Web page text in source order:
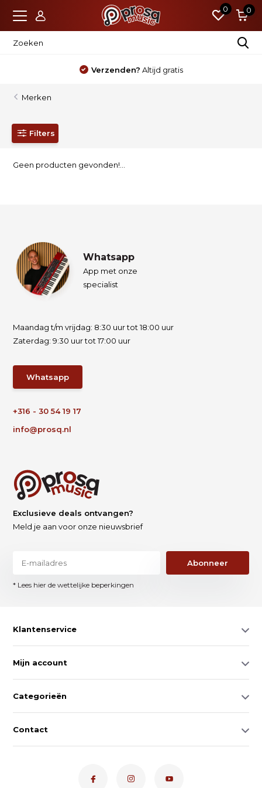
0 0
Verzenden? Altijd gratis
Merken
Filters
Geen producten gevonden!...
Whatsapp
App met onze
specialist
Maandag t/m vrijdag: 8:30 uur tot 18:00 uur
Zaterdag: 9:30 uur tot 17:00 uur
Whatsapp
+316 - 30 54 19 17
info@prosq.nl
Exclusieve deals ontvangen?
Meld je aan voor onze nieuwsbrief
Abonneer
* Lees hier de wettelijke beperkingen
Klantenservice
Mijn account
Categorieën
Contact